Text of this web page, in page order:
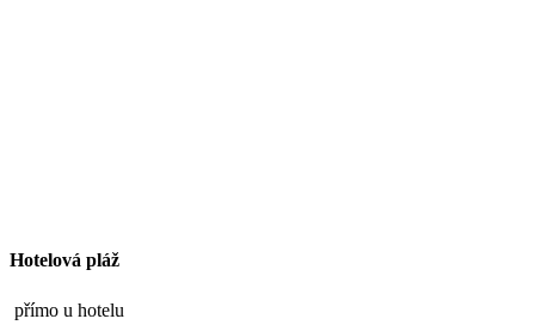
Hotelová pláž
přímo u hotelu